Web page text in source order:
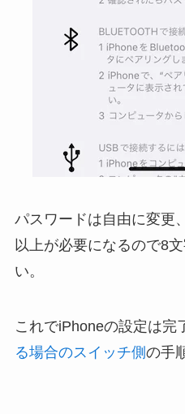
パスワードは自由に変更
以上が必要になるので8
い。
これでiPhoneの設定は完
る場合のスイッチ側 の手